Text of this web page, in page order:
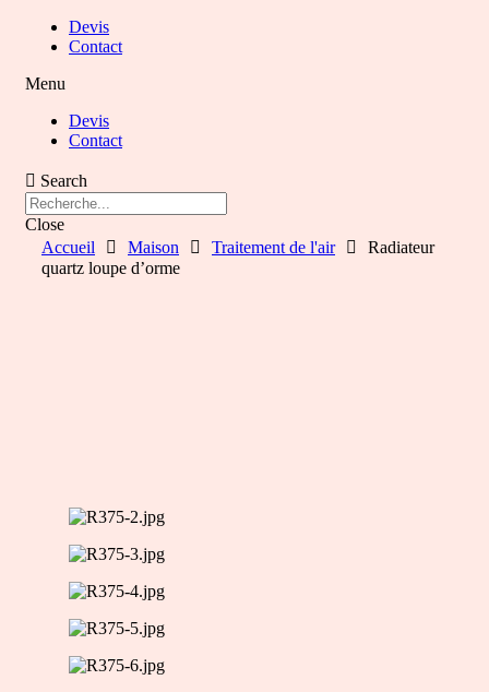
Devis
Contact
Menu
Devis
Contact
Search
Close
Accueil
Maison Traitement de l'air
Radiateur
quartz loupe d’orme